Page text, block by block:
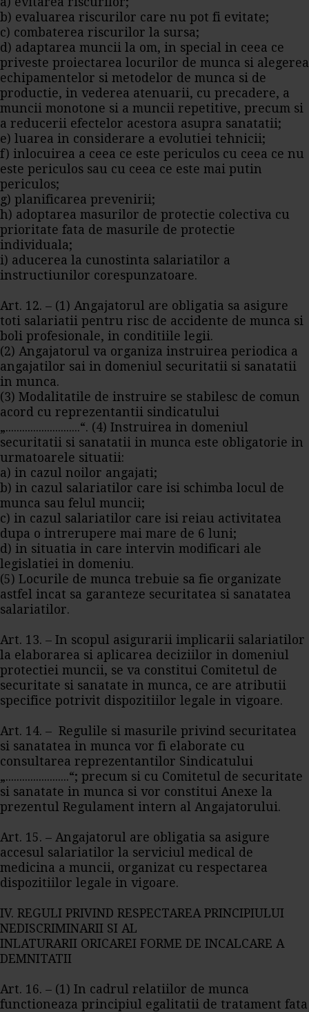
b) evaluarea riscurilor care nu pot fi evitate;
c) combaterea riscurilor la sursa;
d) adaptarea muncii la om, in special in ceea ce
priveste proiectarea locurilor de munca si alegerea
echipamentelor si metodelor de munca si de
productie, in vederea atenuarii, cu precadere, a
muncii monotone si a muncii repetitive, precum si
a reducerii efectelor acestora asupra sanatatii;
e) luarea in considerare a evolutiei tehnicii;
f) inlocuirea a ceea ce este periculos cu ceea ce nu
este periculos sau cu ceea ce este mai putin
periculos;
g) planificarea prevenirii;
h) adoptarea masurilor de protectie colectiva cu
prioritate fata de masurile de protectie
individuala;
i) aducerea la cunostinta salariatilor a
instructiunilor corespunzatoare.
Art. 12. – (1) Angajatorul are obligatia sa asigure
toti salariatii pentru risc de accidente de munca si
boli profesionale, in conditiile legii.
(2) Angajatorul va organiza instruirea periodica a
angajatilor sai in domeniul securitatii si sanatatii
in munca.
(3) Modalitatile de instruire se stabilesc de comun
acord cu reprezentantii sindicatului
„...........................“. (4) Instruirea in domeniul
securitatii si sanatatii in munca este obligatorie in
urmatoarele situatii:
a) in cazul noilor angajati;
b) in cazul salariatilor care isi schimba locul de
munca sau felul muncii;
c) in cazul salariatilor care isi reiau activitatea
dupa o intrerupere mai mare de 6 luni;
d) in situatia in care intervin modificari ale
legislatiei in domeniu.
(5) Locurile de munca trebuie sa fie organizate
astfel incat sa garanteze securitatea si sanatatea
salariatilor.
Art. 13. – In scopul asigurarii implicarii salariatilor
la elaborarea si aplicarea deciziilor in domeniul
protectiei muncii, se va constitui Comitetul de
securitate si sanatate in munca, ce are atributii
specifice potrivit dispozitiilor legale in vigoare.
Art. 14. – Regulile si masurile privind securitatea
si sanatatea in munca vor fi elaborate cu
consultarea reprezentantilor Sindicatului
„.......................“; precum si cu Comitetul de securitate
si sanatate in munca si vor constitui Anexe la
prezentul Regulament intern al Angajatorului.
Art. 15. – Angajatorul are obligatia sa asigure
accesul salariatilor la serviciul medical de
medicina a muncii, organizat cu respectarea
dispozitiilor legale in vigoare.
IV. REGULI PRIVIND RESPECTAREA PRINCIPIULUI
NEDISCRIMINARII SI AL
INLATURARII ORICAREI FORME DE INCALCARE A
DEMNITATII
Art. 16. – (1) In cadrul relatiilor de munca
functioneaza principiul egalitatii de tratament fata